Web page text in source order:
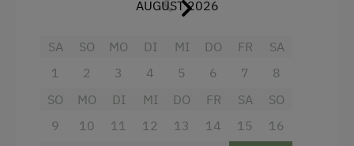
Erlebniswanderweg
Fahrradverleih
Fitnesscenter
Freibad
Ganzjahres Skigebiet
Ausstattung
4 Plattenherd
Aussicht auf eine Berglandschaft
Backofen
AUGUST 2026
SA
1
SO
2
MO
3
DI
4
MI
5
DO
6
FR
7
SA
8
SO
9
MO
10
DI
11
MI
12
DO
13
FR
14
SA
15
SO
16